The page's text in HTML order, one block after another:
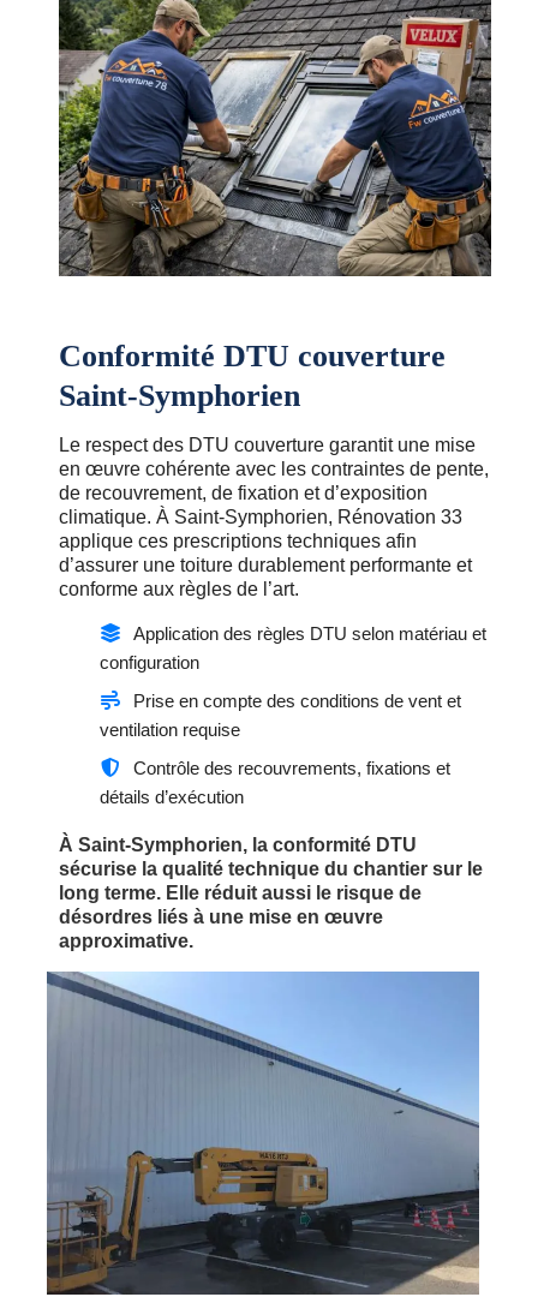
Conformité DTU couverture
Saint-Symphorien
Le respect des DTU couverture garantit une mise
en œuvre cohérente avec les contraintes de pente,
de recouvrement, de fixation et d’exposition
climatique. À Saint-Symphorien, Rénovation 33
applique ces prescriptions techniques afin
d’assurer une toiture durablement performante et
conforme aux règles de l’art.
Application des règles DTU selon matériau et
configuration
Prise en compte des conditions de vent et
ventilation requise
Contrôle des recouvrements, fixations et
détails d’exécution
À Saint-Symphorien, la conformité DTU
sécurise la qualité technique du chantier sur le
long terme. Elle réduit aussi le risque de
désordres liés à une mise en œuvre
approximative.